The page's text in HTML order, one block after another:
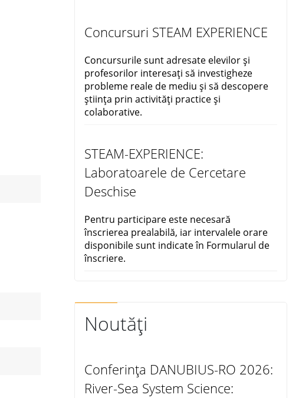
Concursuri STEAM EXPERIENCE
Concursurile sunt adresate elevilor și
profesorilor interesați să investigheze
probleme reale de mediu și să descopere
știința prin activități practice și
colaborative.
STEAM-EXPERIENCE:
Laboratoarele de Cercetare
Deschise
Pentru participare este necesară
înscrierea prealabilă, iar intervalele orare
disponibile sunt indicate în Formularul de
înscriere.
Noutăți
Conferința DANUBIUS-RO 2026:
River-Sea System Science: